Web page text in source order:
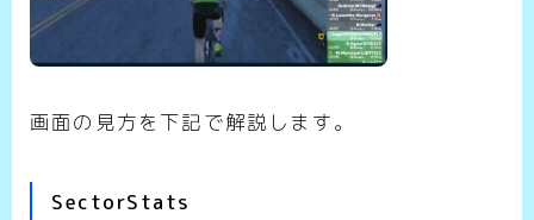
画面の見方を下記で解説します。
SectorStats